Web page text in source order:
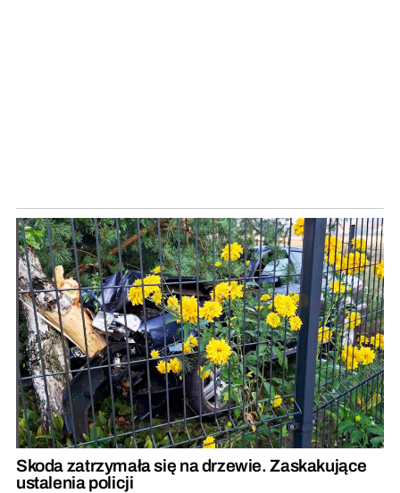
Skoda zatrzymała się na drzewie. Zaskakujące
ustalenia policji